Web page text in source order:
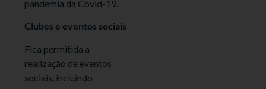
pandemia da Covid-19.
Clubes e eventos sociais
Fica permitida a
realização de eventos
sociais, incluindo